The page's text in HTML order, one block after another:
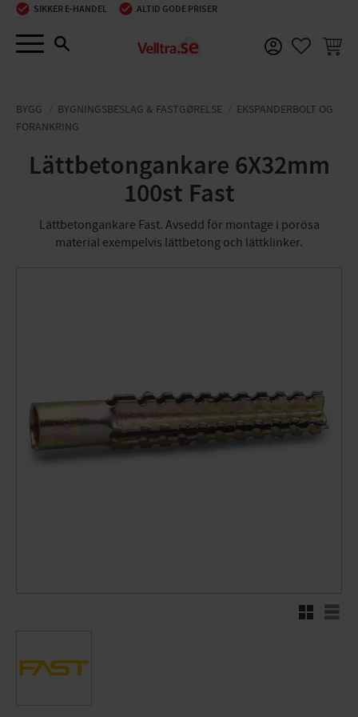
Menu
SIKKER E-HANDEL ALTID GODE PRISER
BYGG BYGNINGSBESLAG & FASTGØRELSE
EKSPANDERBOLT OG
FORANKRING
Lättbetongankare 6X32mm
100st Fast
Lättbetongankare Fast. Avsedd för montage i porösa
material exempelvis lättbetong och lättklinker.
RutenettListe